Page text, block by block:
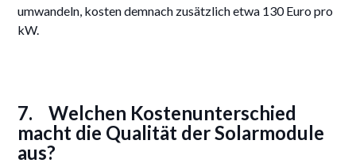
umwandeln, kosten demnach zusätzlich etwa 130 Euro pro
kW.
7.Welchen Kostenunterschied
macht die Qualität der Solarmodule
aus?